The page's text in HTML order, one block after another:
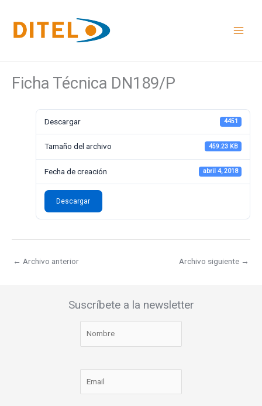
contenido
Ficha Técnica DN189/P
Descargar 4451
Tamaño del archivo 459.23 KB
Fecha de creación abril 4, 2018
Descargar
← Archivo anterior Archivo siguiente →
Suscríbete a la newsletter